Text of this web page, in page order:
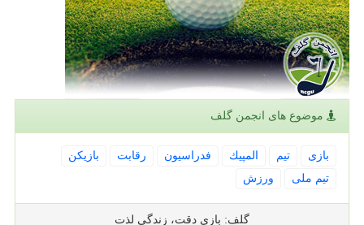
موضوع های انجمن گلف
بازی تیم المپیك فدراسیون رقابت
بازیكن
تیم ملی
ورزش
گلف: بازی دقت، زندگی لذت